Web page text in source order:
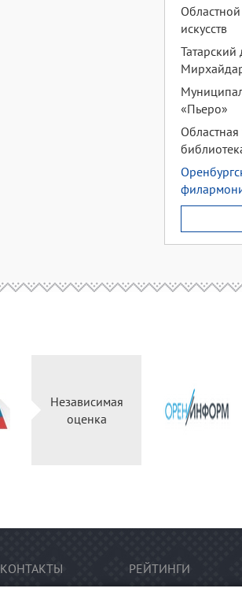
искусств
Татарский
«Пьеро»
Независимая
оценка
КОНТАКТЫ РЕЙТИНГИ